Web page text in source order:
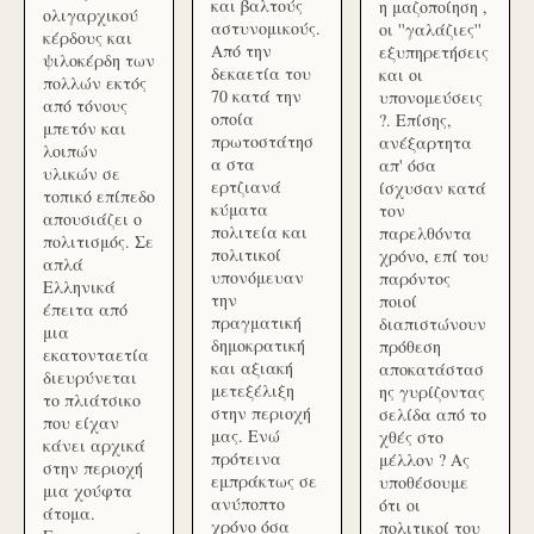
ολιγαρχικού
κέρδους και
ψιλοκέρδη των
πολλών εκτός
από τόνους
μπετόν και
λοιπών
υλικών σε
τοπικό επίπεδο
απουσιάζει ο
πολιτισμός. Σε
απλά
Ελληνικά
έπειτα από
μια
εκατονταετία
διευρύνεται
το πλιάτσικο
που είχαν
κάνει αρχικά
στην περιοχή
μια χούφτα
άτομα.
και βαλτούς
αστυνομικούς.
Από την
δεκαετία του
70 κατά την
οποία
πρωτοστάτησ
α στα
ερτζιανά
κύματα
πολιτεία και
πολιτικοί
υπονόμευαν
την
πραγματική
δημοκρατική
και αξιακή
μετεξέλιξη
στην περιοχή
μας. Ενώ
πρότεινα
εμπράκτως σε
ανύποπτο
χρόνο όσα
η μαζοποίηση ,
οι ''γαλάζιες''
εξυπηρετήσεις
και οι
υπονομεύσεις
?. Επίσης,
ανέξαρτητα
απ' όσα
ίσχυσαν κατά
τον
παρελθόντα
χρόνο, επί του
παρόντος
ποιοί
διαπιστώνουν
πρόθεση
αποκατάστασ
ης γυρίζοντας
σελίδα από το
χθές στο
μέλλον ? Ας
υποθέσουμε
ότι οι
πολιτικοί του